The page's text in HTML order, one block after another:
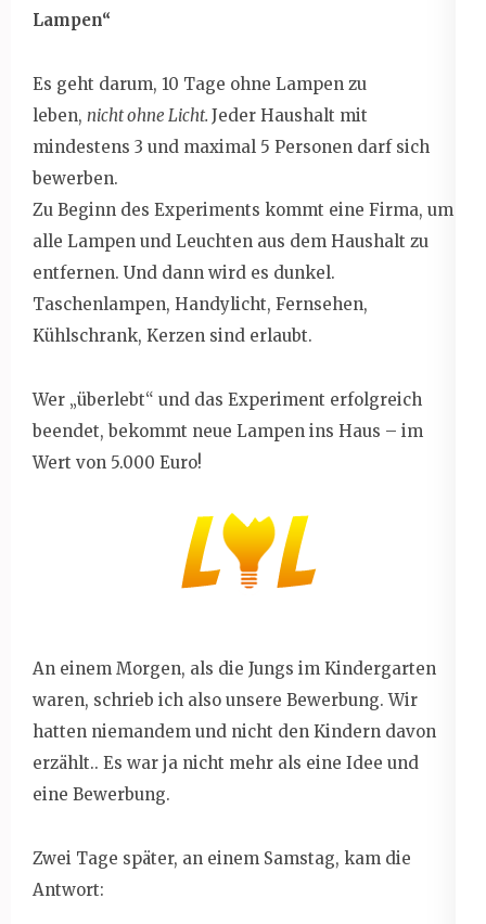
Lampen“
Es geht darum, 10 Tage ohne Lampen zu
leben, nicht ohne Licht. Jeder Haushalt mit
mindestens 3 und maximal 5 Personen darf sich
bewerben.
Zu Beginn des Experiments kommt eine Firma, um
alle Lampen und Leuchten aus dem Haushalt zu
entfernen. Und dann wird es dunkel.
Taschenlampen, Handylicht, Fernsehen,
Kühlschrank, Kerzen sind erlaubt.
Wer „überlebt“ und das Experiment erfolgreich
beendet, bekommt neue Lampen ins Haus – im
Wert von 5.000 Euro!
An einem Morgen, als die Jungs im Kindergarten
waren, schrieb ich also unsere Bewerbung. Wir
hatten niemandem und nicht den Kindern davon
erzählt.. Es war ja nicht mehr als eine Idee und
eine Bewerbung.
Zwei Tage später, an einem Samstag, kam die
Antwort: